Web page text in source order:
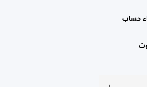
حساب